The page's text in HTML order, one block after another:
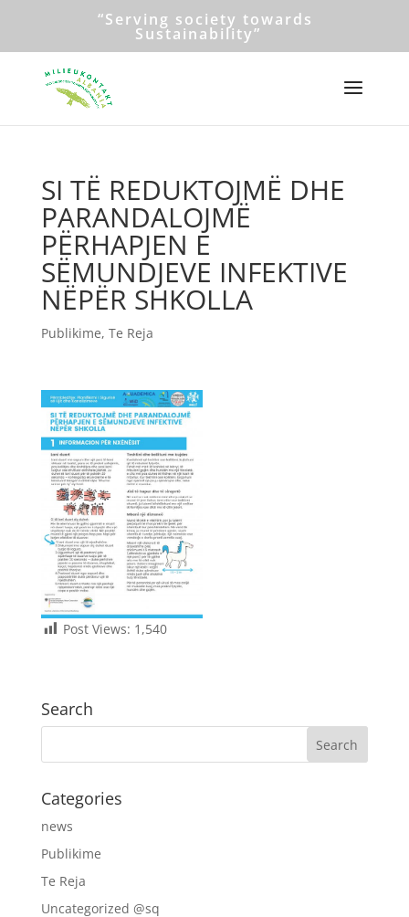
“Serving society towards
Sustainability”
SI TË REDUKTOJMË DHE
PARANDALOJMË
PËRHAPJEN E
SËMUNDJEVE INFEKTIVE
NËPËR SHKOLLA
Publikime, Te Reja
Post Views: 1,540
Search
Categories
news
Publikime
Te Reja
Uncategorized @sq